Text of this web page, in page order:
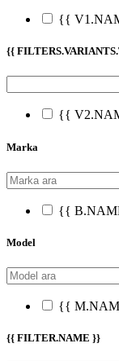
{{
{{
{{
Marka
{{
Model
{{
{{ FILTER.NAME }}